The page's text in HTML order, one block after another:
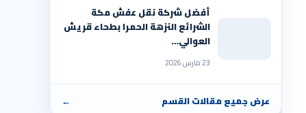
أفضل شركة نقل عفش مكة
الشرائع النزهة الحمرا بطحاء قريش
العوالي…
23 مارس 2026
عرض جميع مقالات القسم ←